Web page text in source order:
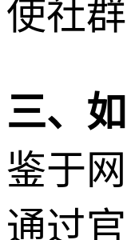
使社
三、
鉴于
通过